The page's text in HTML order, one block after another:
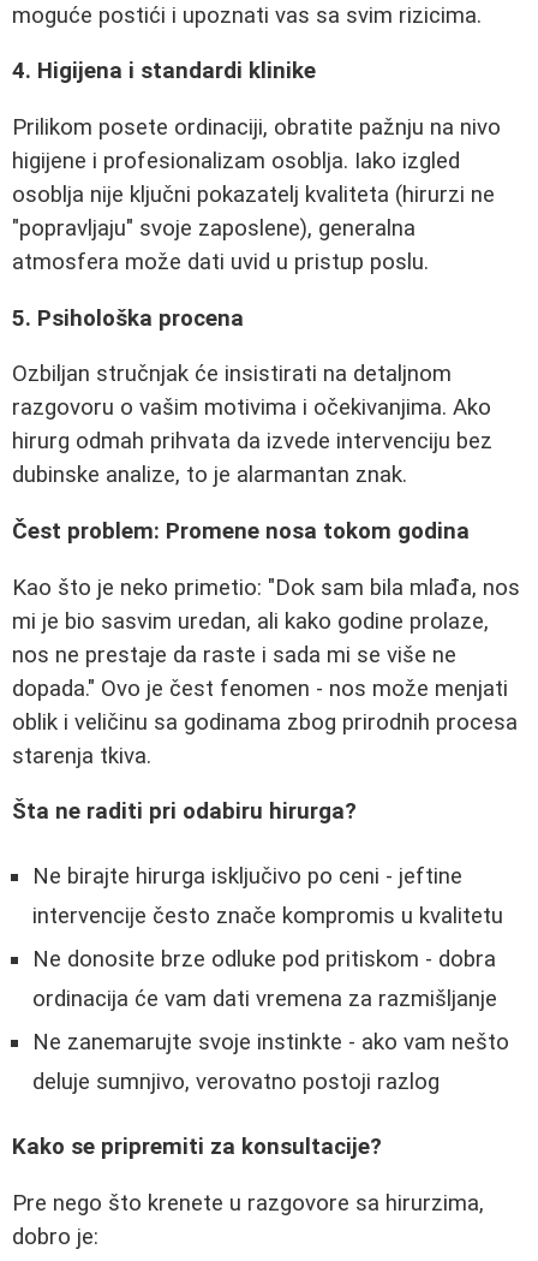
moguće postići i upoznati vas sa svim rizicima.
4. Higijena i standardi klinike
Prilikom posete ordinaciji, obratite pažnju na nivo
higijene i profesionalizam osoblja. Iako izgled
osoblja nije ključni pokazatelj kvaliteta (hirurzi ne
"popravljaju" svoje zaposlene), generalna
atmosfera može dati uvid u pristup poslu.
5. Psihološka procena
Ozbiljan stručnjak će insistirati na detaljnom
razgovoru o vašim motivima i očekivanjima. Ako
hirurg odmah prihvata da izvede intervenciju bez
dubinske analize, to je alarmantan znak.
Čest problem: Promene nosa tokom godina
Kao što je neko primetio: "Dok sam bila mlađa, nos
mi je bio sasvim uredan, ali kako godine prolaze,
nos ne prestaje da raste i sada mi se više ne
dopada." Ovo je čest fenomen - nos može menjati
oblik i veličinu sa godinama zbog prirodnih procesa
starenja tkiva.
Šta ne raditi pri odabiru hirurga?
Ne birajte hirurga isključivo po ceni - jeftine
intervencije često znače kompromis u kvalitetu
Ne donosite brze odluke pod pritiskom - dobra
ordinacija će vam dati vremena za razmišljanje
Ne zanemarujte svoje instinkte - ako vam nešto
deluje sumnjivo, verovatno postoji razlog
Kako se pripremiti za konsultacije?
Pre nego što krenete u razgovore sa hirurzima,
dobro je: